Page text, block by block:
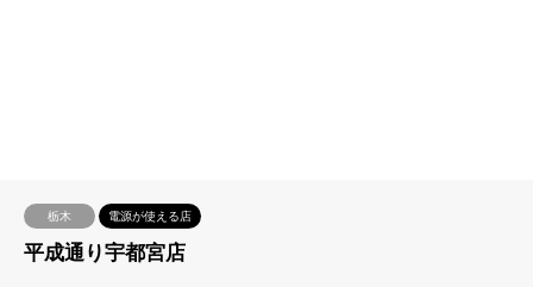
栃木 電源が使える店
平成通り宇都宮店